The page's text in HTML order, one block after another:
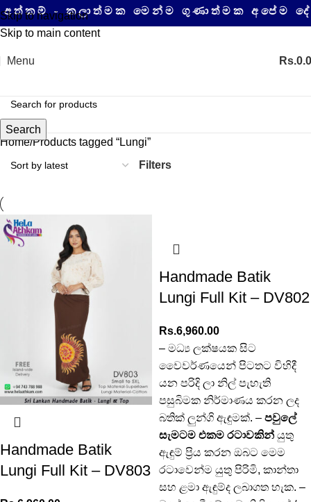
Skip to navigation
Skip to main content
- කලාත්මක මෙන්ම ගුණාත්මක අපේම
Menu Rs.
Search
Home Products tagged “Lungi”
Filters
Handmade Batik
Lungi Full Kit – DV803
Handmade Batik
Lungi Full Kit – DV802
Rs.6,960.00
– මධ්‍ය ලක්ෂයක සිට
වෛවර්ණයෙන් පිටතට විහිදී
යන පරිදි ලා නිල් පැහැති
පසුබිමක නිර්මාණය කරන ලද
බතික් ලුන්ගි ඇඳුමක්. – පවුලේ
සැමටම එකම රටාවකින් යුතු
ඇඳුම් ප්‍රිය කරන ඔබට මෙම
රටාවෙන්ම යුතු පිරිමි, කාන්තා
සහ ළමා ඇඳුම්ද ලබාගත හැක. –